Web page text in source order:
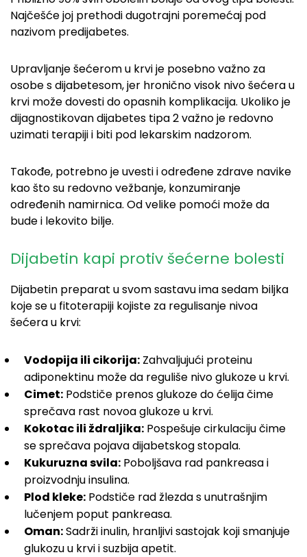
Najčešće joj prethodi dugotrajni poremećaj pod
nazivom predijabetes.
Upravljanje šećerom u krvi je posebno važno za
osobe s dijabetesom, jer hronično visok nivo šećera u
krvi može dovesti do opasnih komplikacija. Ukoliko je
dijagnostikovan dijabetes tipa 2 važno je redovno
uzimati terapiji i biti pod lekarskim nadzorom.
Takođe, potrebno je uvesti i određene zdrave navike
kao što su redovno vežbanje, konzumiranje
određenih namirnica. Od velike pomoći može da
bude i lekovito bilje.
Dijabetin kapi protiv šećerne bolesti
Dijabetin preparat u svom sastavu ima sedam biljka
koje se u fitoterapiji kojiste za regulisanje nivoa
šećera u krvi:
Vodopija ili cikorija: Zahvaljujući proteinu
adiponektinu može da reguliše nivo glukoze u krvi.
Cimet: Podstiče prenos glukoze do ćelija čime
sprečava rast novoa glukoze u krvi.
Kokotac ili ždraljika: Pospešuje cirkulaciju čime
se sprečava pojava dijabetskog stopala.
Kukuruzna svila: Poboljšava rad pankreasa i
proizvodnju insulina.
Plod kleke: Podstiče rad žlezda s unutrašnjim
lučenjem poput pankreasa.
Oman:Sadrži inulin, hranljivi sastojak koji smanjuje
glukozu u krvi i suzbija apetit.